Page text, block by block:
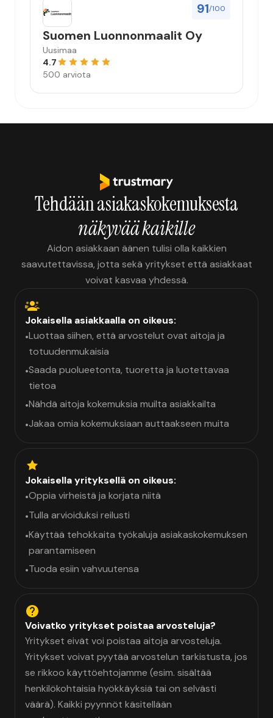
91/100
Suomen Luonnonmaalit Oy
Uusimaa
4.7
500 arviota
Tehdään asiakaskokemuksesta
näkyvää kaikille
Aidon asiakkaan äänen tulisi olla kaikkien
saavutettavissa, jotta sekä yritykset että asiakkaat
voivat kasvaa yhdessä.
Jokaisella asiakkaalla on oikeus:
•Luottaa siihen, että arvostelut ovat aitoja ja
totuudenmukaisia
•Saada puolueetonta, tuoretta ja luotettavaa
tietoa
•Nähdä aitoja kokemuksia muilta asiakkailta
•Jakaa omia kokemuksiaan auttaakseen muita
Jokaisella yrityksellä on oikeus:
•Oppia virheistä ja korjata niitä
•Tulla arvioiduksi reilusti
•Käyttää tehokkaita työkaluja asiakaskokemuksen
parantamiseen
•Tuoda esiin vahvuutensa
Voivatko yritykset poistaa arvosteluja?
Yritykset eivät voi poistaa aitoja arvosteluja.
Yritykset voivat pyytää arvostelun tarkistusta, jos
se rikkoo käyttöehtojamme (esim. sisältää
henkilökohtaisia hyökkäyksiä tai on selvästi
väärä). Kaikki pyynnöt käsitellään